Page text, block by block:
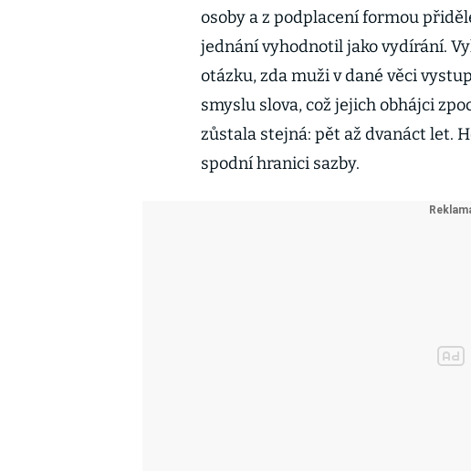
osoby a z podplacení formou
jednání vyhodnotil jako vydírání.
otázku, zda muži v dané věci
smyslu slova, což jejich obhájci
zůstala stejná: pět až dvanáct let.
spodní hranici sazby.